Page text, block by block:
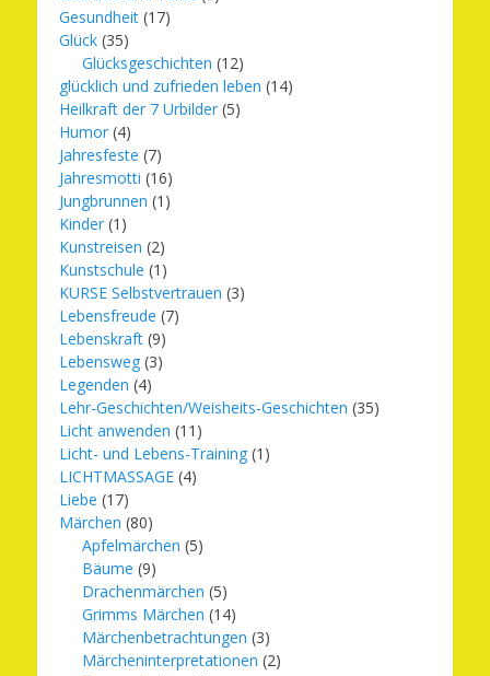
Gesundheit (17)
Glück (35)
Glücksgeschichten (12)
glücklich und zufrieden leben (14)
Heilkraft der 7 Urbilder (5)
Humor (4)
Jahresfeste (7)
Jahresmotti (16)
Jungbrunnen (1)
Kinder (1)
Kunstreisen (2)
Kunstschule (1)
KURSE Selbstvertrauen (3)
Lebensfreude (7)
Lebenskraft (9)
Lebensweg (3)
Legenden (4)
Lehr-Geschichten/Weisheits-Geschichten (35)
Licht anwenden (11)
Licht- und Lebens-Training (1)
LICHTMASSAGE (4)
Liebe (17)
Märchen (80)
Apfelmärchen (5)
Bäume (9)
Drachenmärchen (5)
Grimms Märchen (14)
Märchenbetrachtungen (3)
Märcheninterpretationen (2)